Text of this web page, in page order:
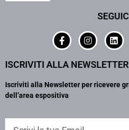
ISCRIVITI ALLA NEWSLETTER
Iscriviti alla Newsletter per ricevere
dell’area espositiva